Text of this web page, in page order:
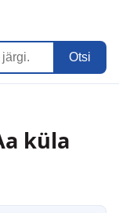
Otsi
küla